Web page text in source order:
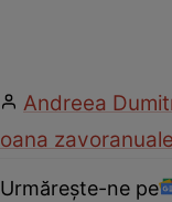
Andreea
oana zavoranu
Urmărește-ne pe